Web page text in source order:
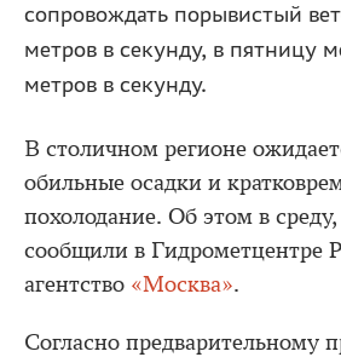
сопровождать порывистый
метров в секунду, в пятницу
метров в секунду.
В столичном регионе
обильные осадки и
похолодание. Об этом в
сообщили в Гидрометцентре
агентство «Москва».
Согласно предварительному